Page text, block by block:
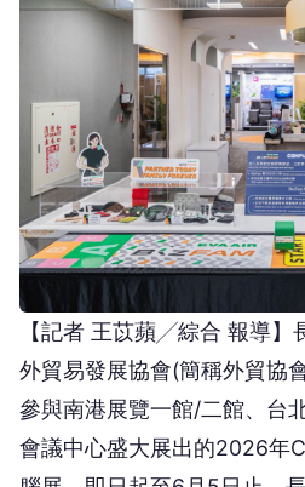
【記者 王苡蘋╱綜合 報導】
外貿易發展協會(簡稱外貿協
參與南港展覽一館/二館、台
會議中心盛大展出的2026年